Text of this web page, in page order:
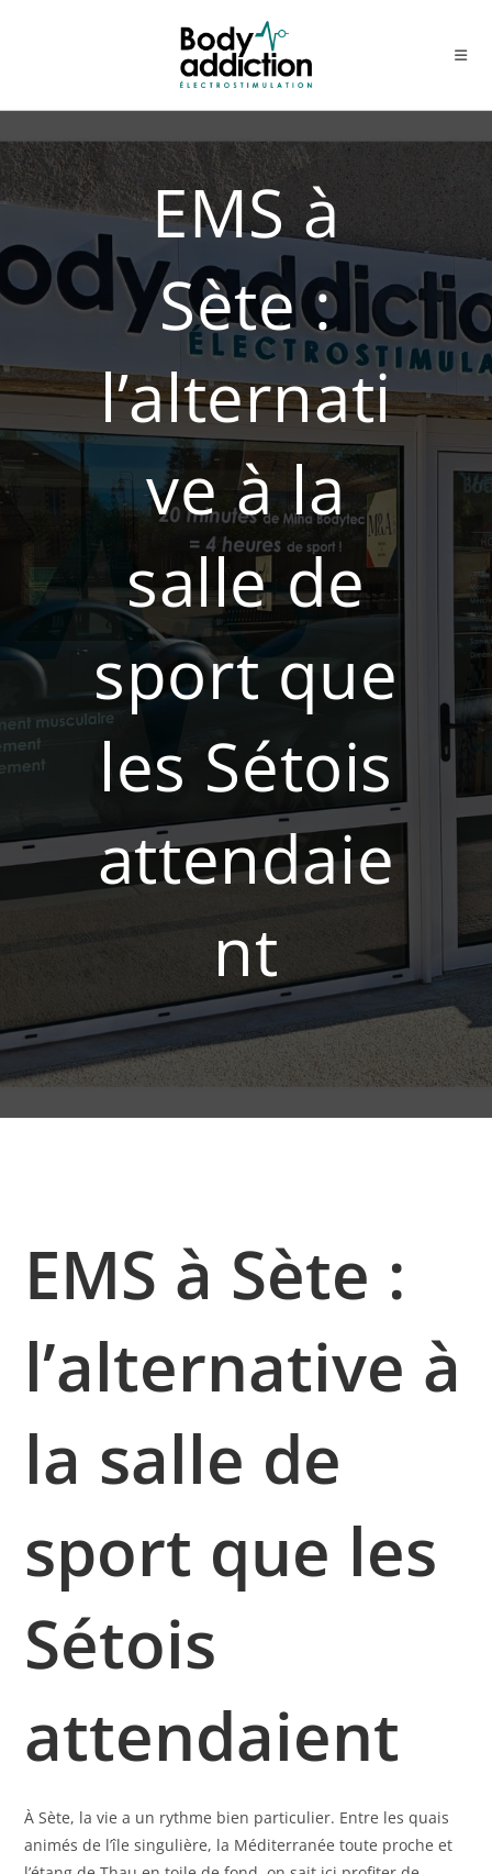
EMS à
Sète :
l’alternati
ve à la
salle de
sport que
les Sétois
attendaie
nt
EMS à Sète :
l’alternative à
la salle de
sport que les
Sétois
attendaient
À Sète, la vie a un rythme bien particulier. Entre les quais
animés de l’île singulière, la Méditerranée toute proche et